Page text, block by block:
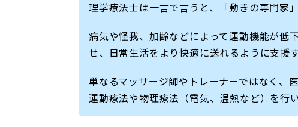
理学療法士は一言で言うと、「動きの専門家」
病気や怪我、加齢などによって運動機能が低
せ、日常生活をより快適に送れるように支援
単なるマッサージ師やトレーナーではなく、
運動療法や物理療法（電気、温熱など）を行い